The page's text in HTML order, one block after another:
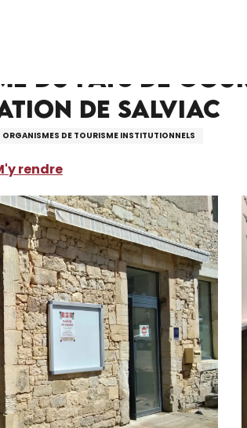
du Pays de
de Salviac
ORGANISMES DE TOURISME INSTITUTIONNELS
rendre